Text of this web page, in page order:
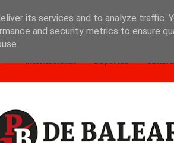
Internacional Deportes Cultura
its services and to analyze traffic.
and security metrics to ensure